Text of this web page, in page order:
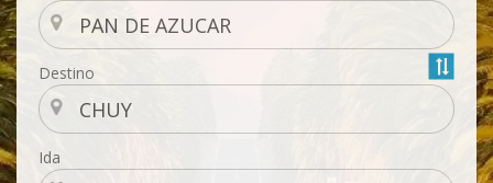
Destino
Ida